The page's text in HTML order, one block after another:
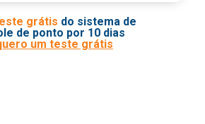
grátis do sistema de
de ponto por 10 dias
um teste grátis